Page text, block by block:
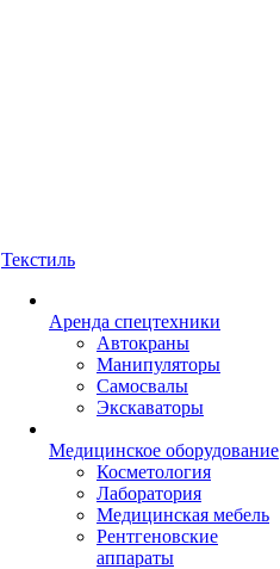
Текстиль
Аренда спецтехники
Автокраны
Манипуляторы
Самосвалы
Экскаваторы
Медицинское оборудование
Косметология
Лаборатория
Медицинская мебель
Рентгеновские
аппараты